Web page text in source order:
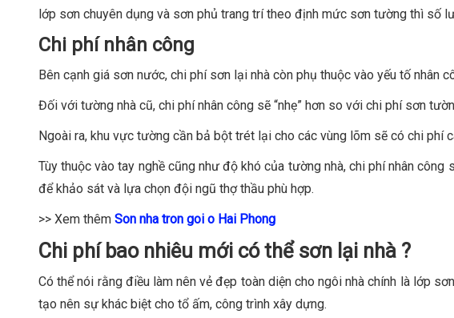
lớp sơn chuyên dụng và sơn phủ trang trí theo định mức sơn tường thì số
Chi phí nhân công
Bên cạnh giá sơn nước, chi phí sơn lại nhà còn phụ thuộc vào yếu tố nhân
Đối với tường nhà cũ, chi phí nhân công sẽ “nhẹ” hơn so với chi phí sơn
Ngoài ra, khu vực tường cần bả bột trét lại cho các vùng lõm sẽ có chi
Tùy thuộc vào tay nghề cũng như độ khó của tường nhà, chi phí nhân
để khảo sát và lựa chọn đội ngũ thợ thầu phù hợp.
>> Xem thêm Son nha tron goi o Hai Phong
Chi phí bao nhiêu mới có thể sơn lại nhà ?
Có thể nói rằng điều làm nên vẻ đẹp toàn diện cho ngôi nhà chính là lớp
tạo nên sự khác biệt cho tổ ấm, công trình xây dựng.